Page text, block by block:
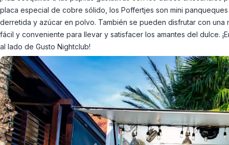
placa especial de cobre sólido, los Poffertjes son mini
derretida y azúcar en polvo. También se pueden disfrutar con
fácil y conveniente para llevar y satisfacer los amantes del dulce.
al lado de Gusto Nightclub!